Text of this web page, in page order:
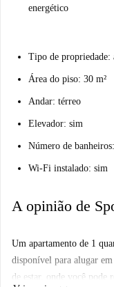
energético
Tipo de propriedade:
Área do piso: 30 m²
Andar: térreo
Elevador: sim
Número de
Wi-Fi instalado: sim
A opinião de
Um apartamento de 1
disponível para alugar
de estar, onde você